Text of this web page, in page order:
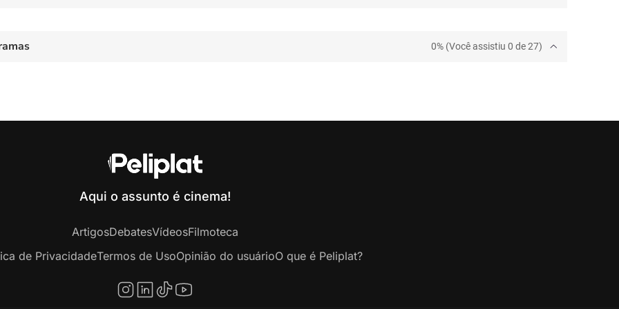
0% (Você assistiu 0 de 27)
Aqui o assunto é cinema!
ArtigosDebatesVídeosFilmoteca
de PrivacidadeTermos de UsoOpinião do usuárioO que é Peliplat?